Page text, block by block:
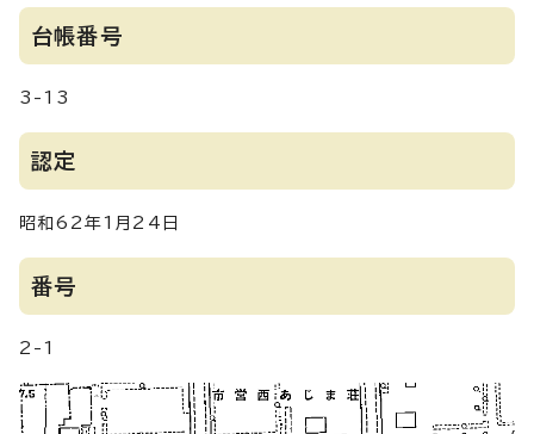
台帳番号
3-13
認定
昭和62年1月24日
番号
2-1